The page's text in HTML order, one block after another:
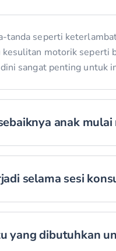
tanda seperti
motorik seperti
sangat penting untuk
anak
selama sesi
yang dibutuhkan